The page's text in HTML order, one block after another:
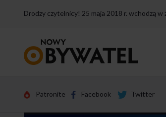
Drodzy czytelnicy! 25 maja 2018 r. wchodzą
strony
Patronite Facebook Twitter